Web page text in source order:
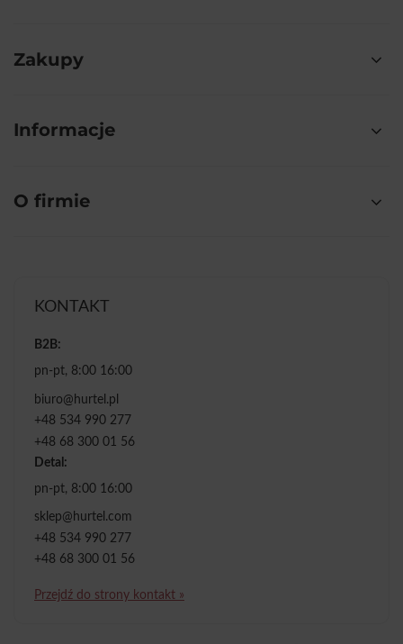
Zakupy
Informacje
O firmie
KONTAKT
B2B:
pn-pt, 8:00 16:00
biuro@hurtel.pl
+48 534 990 277
+48 68 300 01 56
Detal:
pn-pt, 8:00 16:00
sklep@hurtel.com
+48 534 990 277
+48 68 300 01 56
Przejdź do strony kontakt »